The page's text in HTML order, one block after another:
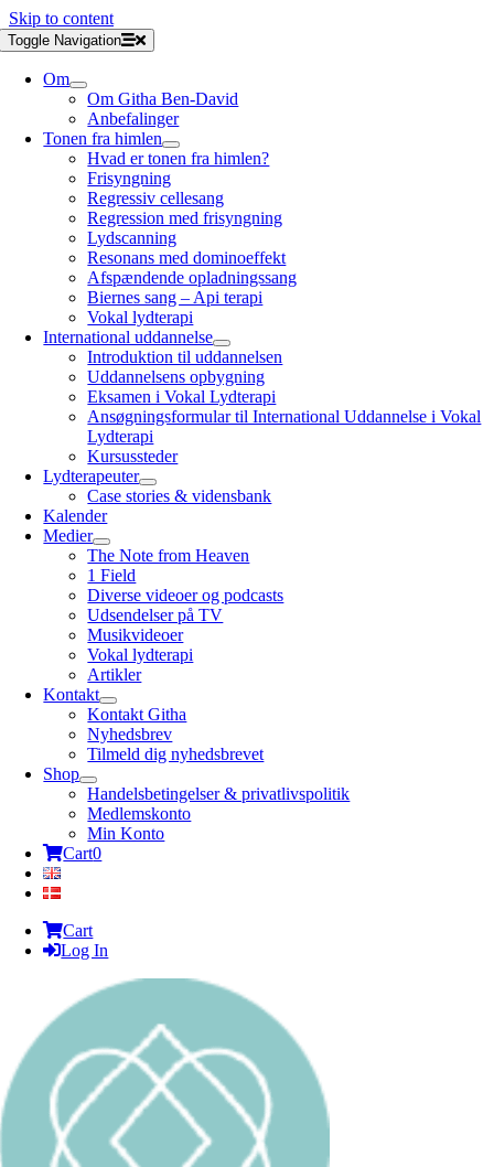
Skip to content
Toggle Navigation
Om
Om Githa Ben-David
Anbefalinger
Tonen fra himlen
Hvad er tonen fra himlen?
Frisyngning
Regressiv cellesang
Regression med frisyngning
Lydscanning
Resonans med dominoeffekt
Afspændende opladningssang
Biernes sang – Api terapi
Vokal lydterapi
International uddannelse
Introduktion til uddannelsen
Uddannelsens opbygning
Eksamen i Vokal Lydterapi
Ansøgningsformular til International Uddannelse i Vokal
Lydterapi
Kursussteder
Lydterapeuter
Case stories & vidensbank
Kalender
Medier
The Note from Heaven
1 Field
Diverse videoer og podcasts
Udsendelser på TV
Musikvideoer
Vokal lydterapi
Artikler
Kontakt
Kontakt Githa
Nyhedsbrev
Tilmeld dig nyhedsbrevet
Shop
Handelsbetingelser & privatlivspolitik
Medlemskonto
Min Konto
Cart0
Cart
Log In